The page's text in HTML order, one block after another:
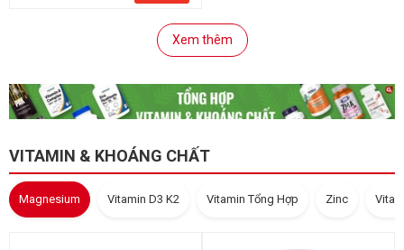
Xem thêm
VITAMIN & KHOÁNG CHẤT
Magnesium Vitamin D3 K2 Vitamin Tổng Hợp Zinc